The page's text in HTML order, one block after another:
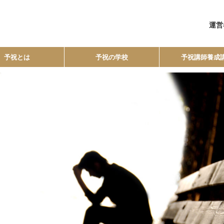
運
予祝とは 予祝の学校 予祝講師養成